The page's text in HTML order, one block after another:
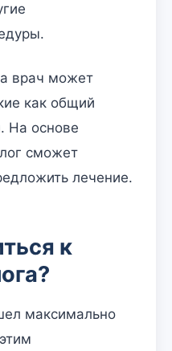
врач может
как общий
На основе
сможет
лечение.
к
максимально